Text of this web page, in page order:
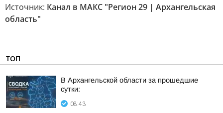
Источник: Канал в МАКС "Регион 29 | Архангельская
область"
ТОП
В Архангельской области за прошедшие
сутки:
08:43